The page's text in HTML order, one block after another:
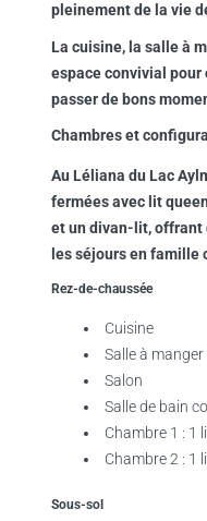
pleinement de la vie
La cuisine, la salle à
espace convivial pour
passer de bons
Chambres et
Au Léliana du Lac
fermées avec lit
et un divan-lit, offrant
les séjours en famille
Rez-de-chaussée
Cuisine
Salle à manger
Salon
Salle de bain
Chambre 1 : 1
Chambre 2 : 1
Sous-sol